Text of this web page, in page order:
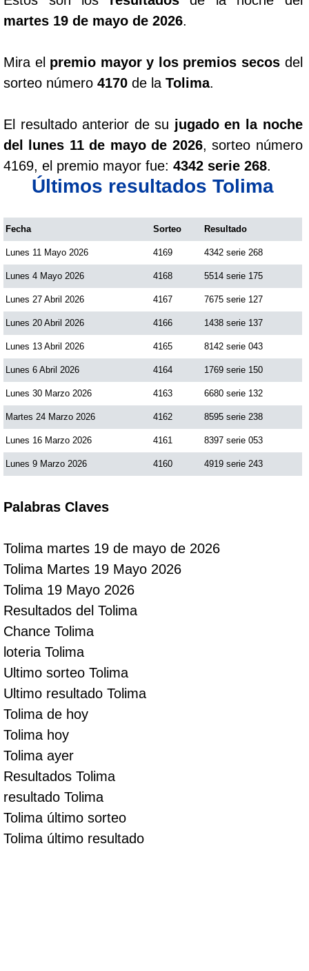
martes 19 de mayo de 2026.
Mira el premio mayor y los premios secosdel
sorteo número 4170 de la Tolima.
El resultado anterior de su jugado en la noche
del lunes 11 de mayo de 2026, sorteo número
4169, el premio mayor fue: 4342 serie 268.
Últimos resultados Tolima
Fecha Sorteo Resultado
Lunes 11 Mayo 2026 4169 4342 serie 268
Lunes 4 Mayo 2026 4168 5514 serie 175
Lunes 27 Abril 2026 4167 7675 serie 127
Lunes 20 Abril 2026 4166 1438 serie 137
Lunes 13 Abril 2026 4165 8142 serie 043
Lunes 6 Abril 2026 4164 1769 serie 150
Lunes 30 Marzo 2026 4163 6680 serie 132
Martes 24 Marzo 2026 4162 8595 serie 238
Lunes 16 Marzo 2026 4161 8397 serie 053
Lunes 9 Marzo 2026 4160 4919 serie 243
Palabras Claves
Tolima martes 19 de mayo de 2026
Tolima Martes 19 Mayo 2026
Tolima 19 Mayo 2026
Resultados del Tolima
Chance Tolima
loteria Tolima
Ultimo sorteo Tolima
Ultimo resultado Tolima
Tolima de hoy
Tolima hoy
Tolima ayer
Resultados Tolima
resultado Tolima
Tolima último sorteo
Tolima último resultado